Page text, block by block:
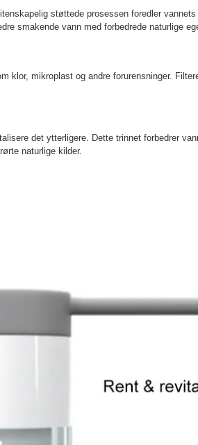
støttede prosessen foredler
smakende vann med forbedrede naturlige
mikroplast og andre forurensninger.
det ytterligere. Dette trinnet forbedrer
naturlige kilder.